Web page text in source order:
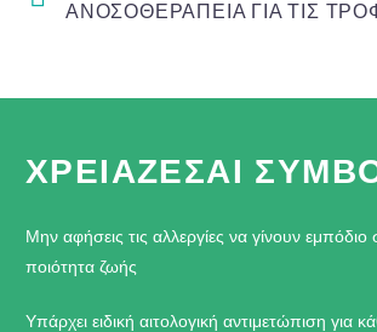
ΑΝΟΣΟΘΕΡΑΠΕΙΑ ΓΙΑ ΤΙΣ
ΧΡΕΙΑΖΕΣΑΙ
Μην αφήσεις τις αλλεργίες να γίνουν εμπόδιο
ποιότητα ζωής
Υπάρχει ειδική αιτολογική αντιμετώπιση για